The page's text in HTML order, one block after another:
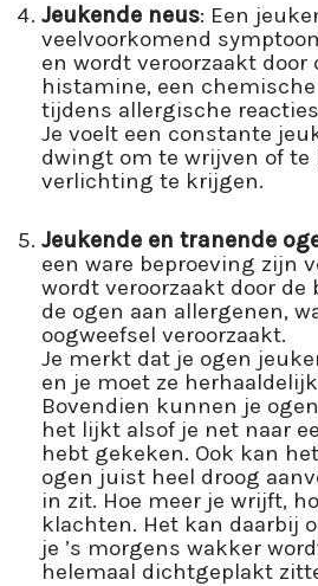
Jeukende neus: Een
veelvoorkomend
en wordt veroorzaakt
histamine, een
tijdens allergische
Je voelt een constante
dwingt om te wrijven of te
verlichting te krijgen.
Jeukende en tranende
een ware beproeving zijn
wordt veroorzaakt door
de ogen aan allergenen,
oogweefsel veroorzaakt.
Je merkt dat je ogen
en je moet ze
Bovendien kunnen je
het lijkt alsof je net naar
hebt gekeken. Ook kan
ogen juist heel droog
in zit. Hoe meer je wrijft,
klachten. Het kan daarbij
je ’s morgens wakker
helemaal dichtgeplakt